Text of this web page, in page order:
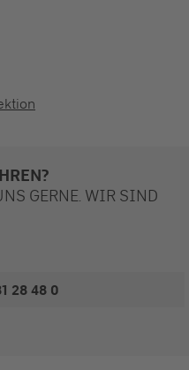
GERNE. WIR SIND
28 48 0